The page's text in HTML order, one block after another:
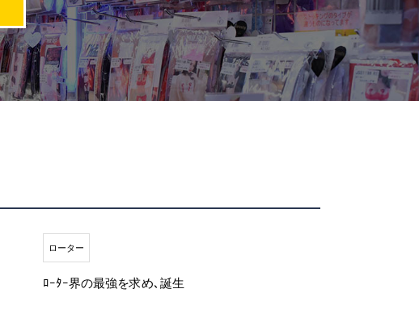
ローター
ﾛｰﾀｰ界の最強を求め､誕生